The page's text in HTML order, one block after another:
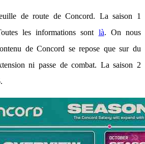
de route de Concord. La saison 1
les informations sont là. On nous
de Concord se repose que sur du
ni passe de combat. La saison 2